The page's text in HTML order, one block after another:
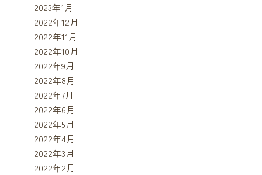
2023年1月
2022年12月
2022年11月
2022年10月
2022年9月
2022年8月
2022年7月
2022年6月
2022年5月
2022年4月
2022年3月
2022年2月